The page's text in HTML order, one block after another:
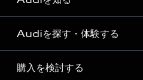
Audi ブランド
Story of Progress
Audiを探す・体験する
ディーラー検索
購入を検討する